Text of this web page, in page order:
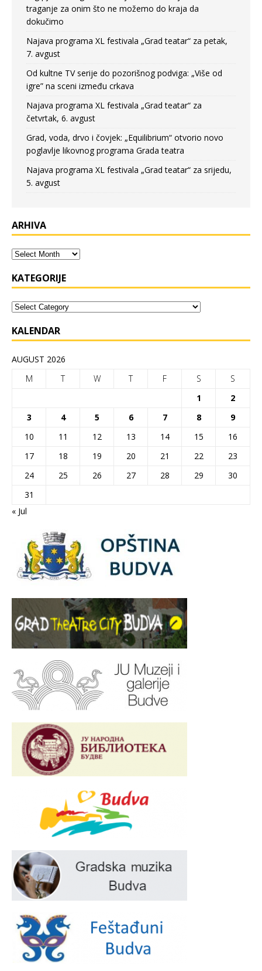
traganje za onim što ne možemo do kraja da
dokučimo
Najava programa XL festivala „Grad teatar“ za petak,
7. avgust
Od kultne TV serije do pozorišnog podviga: „Više od
igre” na sceni između crkava
Najava programa XL festivala „Grad teatar“ za
četvrtak, 6. avgust
Grad, voda, drvo i čovjek: „Equilibrium“ otvorio novo
poglavlje likovnog programa Grada teatra
Najava programa XL festivala „Grad teatar“ za srijedu,
5. avgust
ARHIVA
KATEGORIJE
KALENDAR
AUGUST 2026
M
T W T F S
S
1
2
3
4 5 6 7 8
9
10
11 12 13 14 15
16
17
18 19 20 21 22
23
24
25 26 27 28 29
30
31
« Jul